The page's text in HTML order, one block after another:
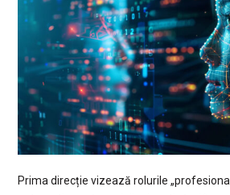
Prima direcție vizează rolurile